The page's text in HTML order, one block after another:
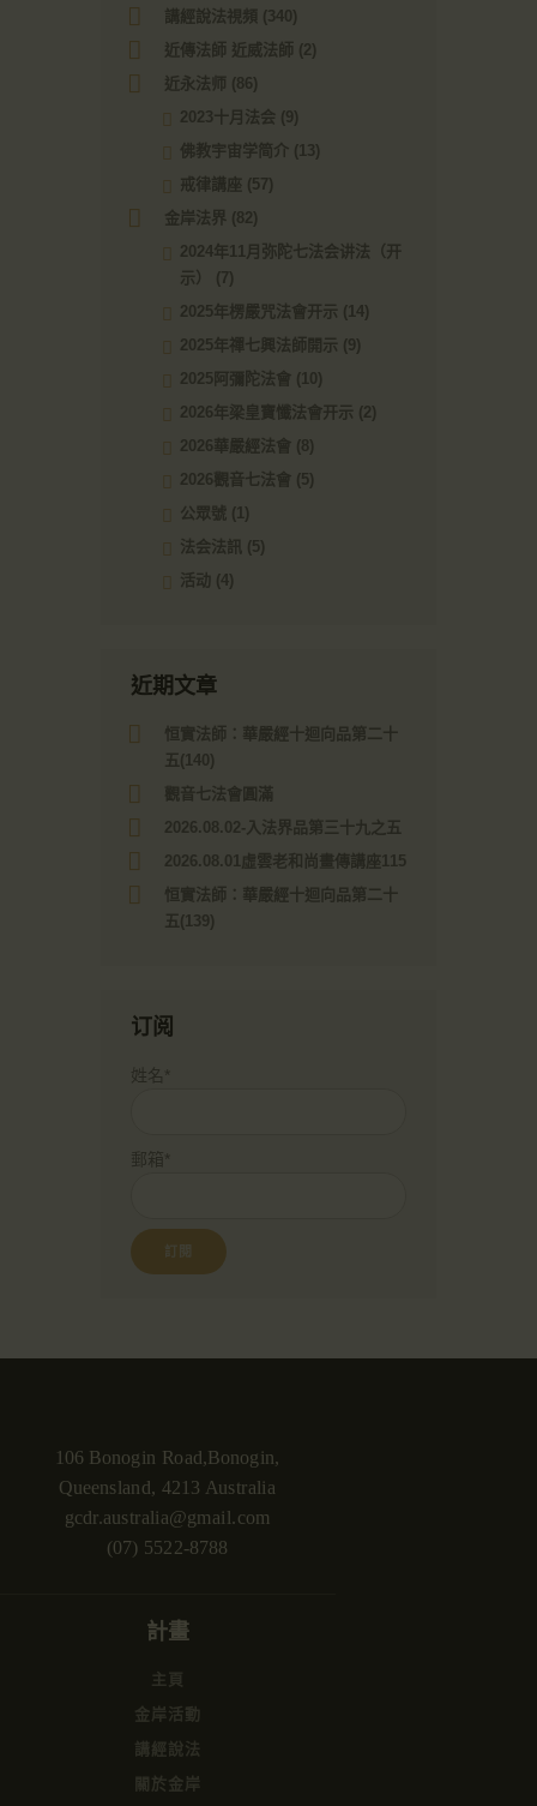
講經說法視頻
(340)
近傳法師 近威法師 (2)
近永法师
(86)
2023十月法会 (9)
佛教宇宙学简介 (13)
戒律講座 (57)
金岸法界 (82)
2024年11月弥陀七法会讲法（开
示）
(7)
2025年楞嚴咒法會开示 (14)
2025年禪七興法師開示 (9)
2025阿彌陀法會 (10)
2026年梁皇寶懺法會开示 (2)
2026華嚴經法會 (8)
2026觀音七法會 (5)
公眾號 (1)
法会法訊 (5)
活动 (4)
近期文章
恒實法師：華嚴經十迴向品第二十
五(140)
觀音七法會圓滿
2026.08.02-入法界品第三十九之五
2026.08.01虛雲老和尚畫傳講座115
恒實法師：華嚴經十迴向品第二十
五(139)
订阅
姓名*
郵箱*
106 Bonogin Road,Bonogin,
Queensland, 4213 Australia
gcdr.australia@gmail.com
(07) 5522-8788
計畫
主頁
金岸活動
講經說法
關於金岸